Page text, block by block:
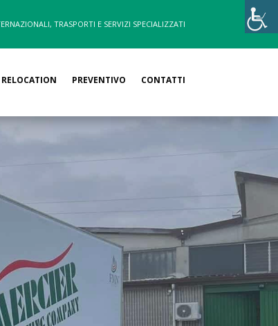
TRASPORTI E SERVIZI SPECIALIZZATI
RELOCATION PREVENTIVO CONTATTI